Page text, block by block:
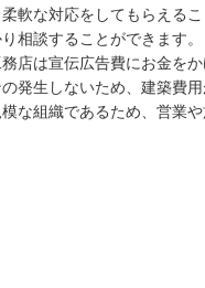
軟な対応をしてもらえる
相談することができます。
店は宣伝広告費にお金を
発生しないため、建築費
な組織であるため、営業